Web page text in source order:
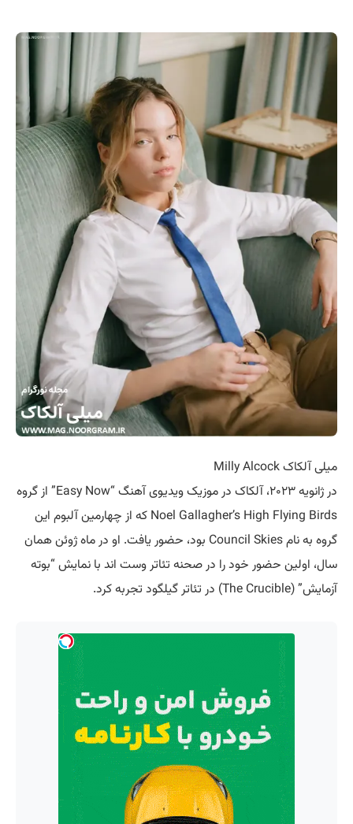
میلی آلکاک Milly Alcock
در ژانویه ۲۰۲۳، آلکاک در موزیک ویدیوی آهنگ “Easy Now” از گروه
Noel Gallagher’s High Flying Birds که از چهارمین آلبوم این
گروه به نام Council Skies بود، حضور یافت. او در ماه ژوئن همان
سال، اولین حضور خود را در صحنه تئاتر وست اند با نمایش “بوته
آزمایش” (The Crucible) در تئاتر گیلگود تجربه کرد.